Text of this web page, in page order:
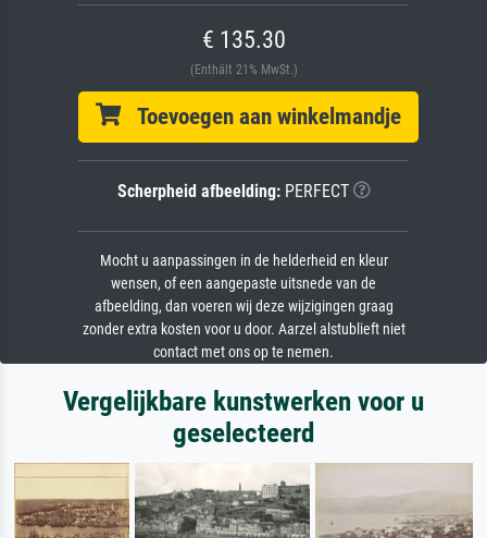
€ 135.30
(Enthält 21% MwSt.)
Toevoegen aan winkelmandje
Scherpheid afbeelding:PERFECT
Mocht u aanpassingen in de helderheid en kleur
wensen, of een aangepaste uitsnede van de
afbeelding, dan voeren wij deze wijzigingen graag
zonder extra kosten voor u door. Aarzel alstublieft niet
contact met ons op te nemen.
Vergelijkbare kunstwerken voor u
geselecteerd